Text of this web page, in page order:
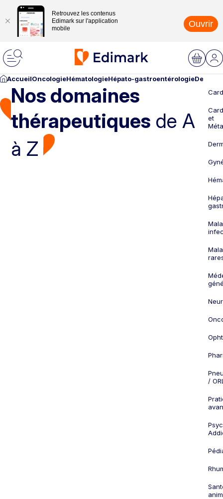
Retrouvez les contenus
Edimark sur l'application
mobile
Ouvrir
AccueilOncologieHématologieHépato-gastroentérologie
Nos domaines
thérapeutiques de A
à Z
et
/